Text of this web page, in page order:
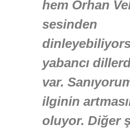
hem Orhan
sesinden
yabancı
var.
ilginin
oluyor. Diğer